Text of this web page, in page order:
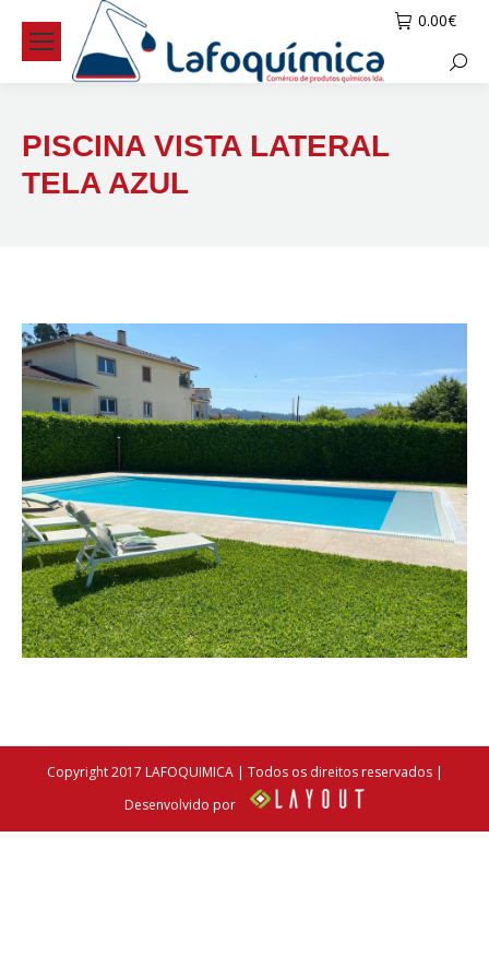
0.00€
PISCINA VISTA LATERAL
TELA AZUL
Copyright 2017 LAFOQUIMICA | Todos os direitos reservados |
Desenvolvido por